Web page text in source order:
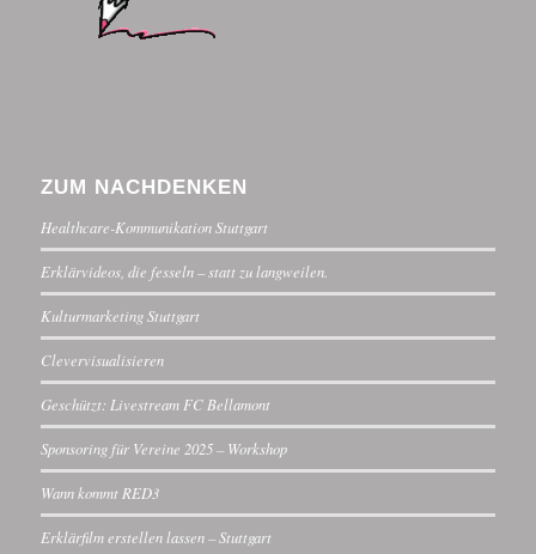
ZUM NACHDENKEN
Healthcare-Kommunikation Stuttgart
Erklärvideos, die fesseln – statt zu langweilen.
Kulturmarketing Stuttgart
Clevervisualisieren
Geschützt: Livestream FC Bellamont
Sponsoring für Vereine 2025 – Workshop
Wann kommt RED3
Erklärfilm erstellen lassen – Stuttgart